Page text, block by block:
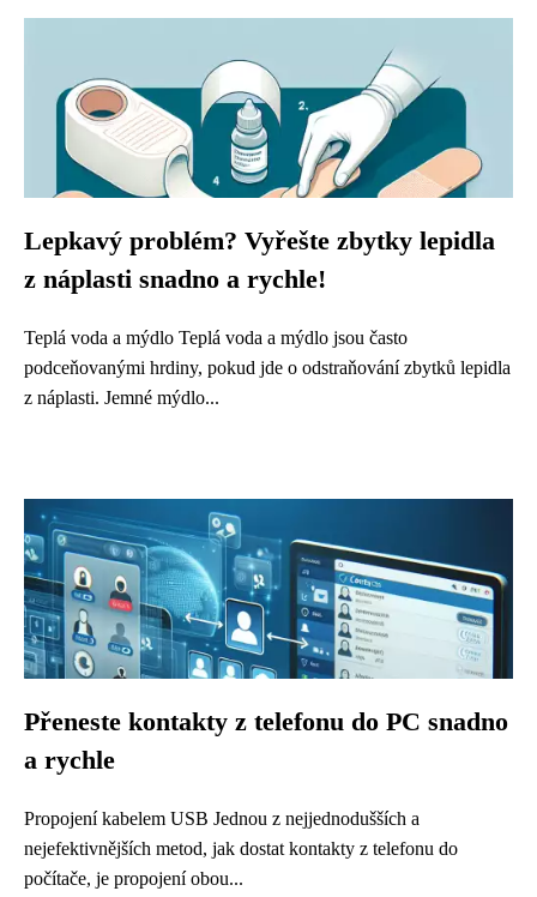
Lepkavý problém? Vyřešte zbytky lepidla
z náplasti snadno a rychle!
Teplá voda a mýdlo Teplá voda a mýdlo jsou často
podceňovanými hrdiny, pokud jde o odstraňování zbytků lepidla
z náplasti. Jemné mýdlo...
Přeneste kontakty z telefonu do PC snadno
a rychle
Propojení kabelem USB Jednou z nejjednodušších a
nejefektivnějších metod, jak dostat kontakty z telefonu do
počítače, je propojení obou...